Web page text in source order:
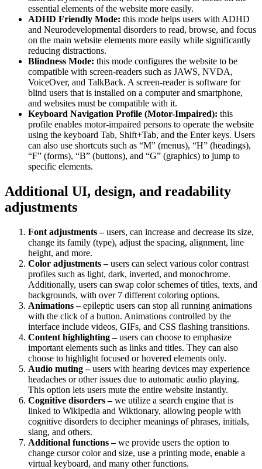
essential elements of the website more easily.
ADHD Friendly Mode: this mode helps users with ADHD
and Neurodevelopmental disorders to read, browse, and focus
on the main website elements more easily while significantly
reducing distractions.
Blindness Mode: this mode configures the website to be
compatible with screen-readers such as JAWS, NVDA,
VoiceOver, and TalkBack. A screen-reader is software for
blind users that is installed on a computer and smartphone,
and websites must be compatible with it.
Keyboard Navigation Profile (Motor-Impaired): this
profile enables motor-impaired persons to operate the website
using the keyboard Tab, Shift+Tab, and the Enter keys. Users
can also use shortcuts such as “M” (menus), “H” (headings),
“F” (forms), “B” (buttons), and “G” (graphics) to jump to
specific elements.
Additional UI, design, and readability
adjustments
Font adjustments –users, can increase and decrease its size,
change its family (type), adjust the spacing, alignment, line
height, and more.
Color adjustments –users can select various color contrast
profiles such as light, dark, inverted, and monochrome.
Additionally, users can swap color schemes of titles, texts, and
backgrounds, with over 7 different coloring options.
Animations –epileptic users can stop all running animations
with the click of a button. Animations controlled by the
interface include videos, GIFs, and CSS flashing transitions.
Content highlighting –users can choose to emphasize
important elements such as links and titles. They can also
choose to highlight focused or hovered elements only.
Audio muting –users with hearing devices may experience
headaches or other issues due to automatic audio playing.
This option lets users mute the entire website instantly.
Cognitive disorders –we utilize a search engine that is
linked to Wikipedia and Wiktionary, allowing people with
cognitive disorders to decipher meanings of phrases, initials,
slang, and others.
Additional functions –we provide users the option to
change cursor color and size, use a printing mode, enable a
virtual keyboard, and many other functions.